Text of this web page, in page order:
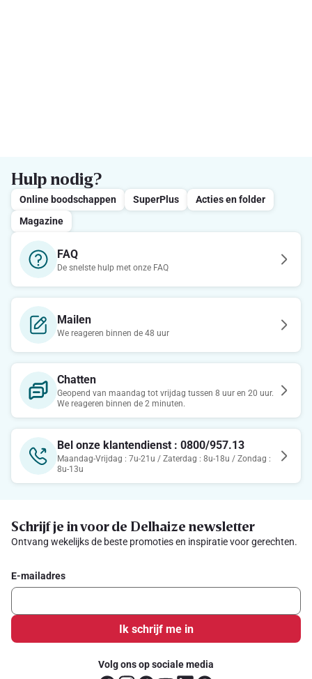
Hulp nodig?
Online boodschappen SuperPlus
Acties en folder
Magazine
FAQ
De snelste hulp met onze FAQ
Mailen
We reageren binnen de 48 uur
Chatten
Geopend van maandag tot vrijdag tussen 8 uur en 20 uur.
We reageren binnen de 2 minuten.
Bel onze klantendienst : 0800/957.13
Maandag-Vrijdag : 7u-21u / Zaterdag : 8u-18u / Zondag :
8u-13u
Schrijf je in voor de Delhaize newsletter
Ontvang wekelijks de beste promoties en inspiratie voor gerechten.
E-mailadres
Ik schrijf me in
Volg ons op sociale media